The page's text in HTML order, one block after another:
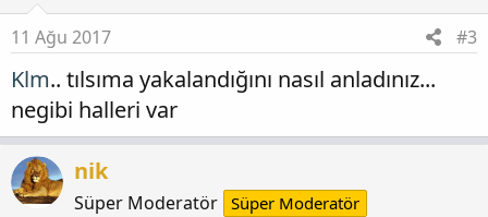
11 Ağu 2017 #3
Klm.. tılsıma yakalandığını nasıl anladınız...
negibi halleri var
nik
Süper Moderatör Süper Moderatör